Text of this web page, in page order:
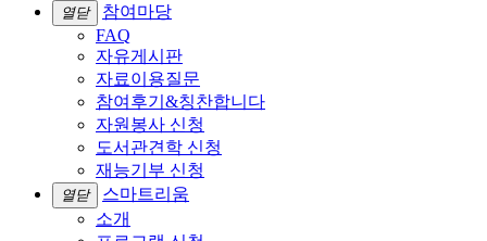
열닫
참여마당
FAQ
자유게시판
자료이용질문
참여후기&칭찬합니다
자원봉사 신청
도서관견학 신청
재능기부 신청
열닫
스마트리움
소개